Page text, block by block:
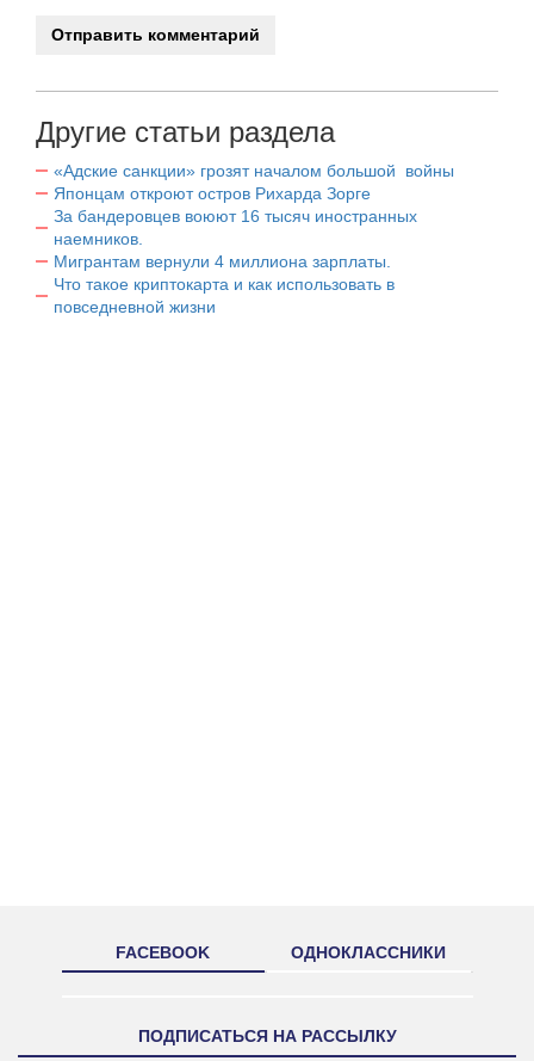
Другие статьи раздела
«Адские санкции» грозят началом большой войны
Японцам откроют остров Рихарда Зорге
За бандеровцев воюют 16 тысяч иностранных
наемников.
Мигрантам вернули 4 миллиона зарплаты.
Что такое криптокарта и как использовать в
повседневной жизни
FACEBOOK ОДНОКЛАССНИКИ
ПОДПИСАТЬСЯ НА РАССЫЛКУ